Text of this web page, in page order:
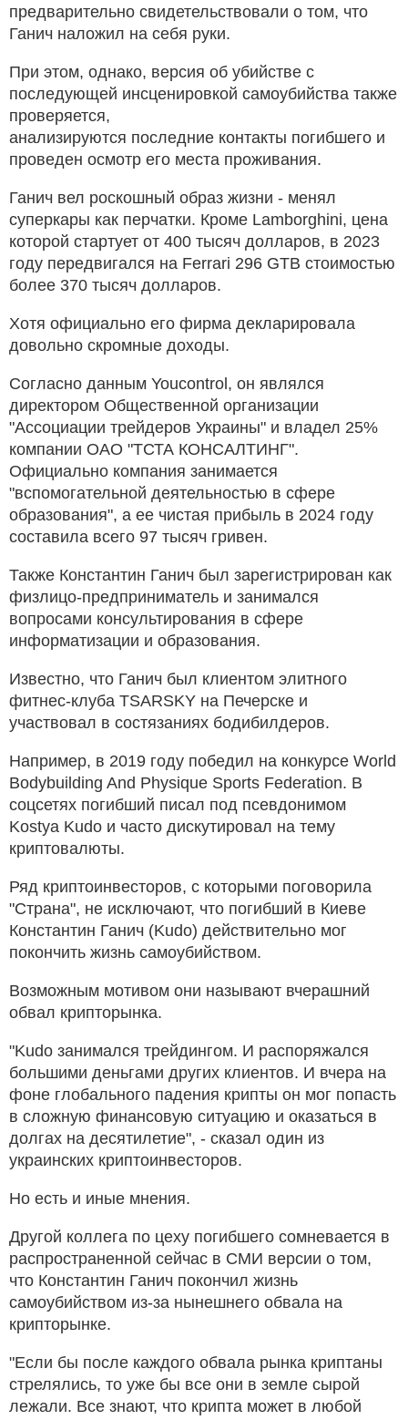
предварительно свидетельствовали о том, что
Ганич наложил на себя руки.
При этом, однако, версия об убийстве с
последующей инсценировкой самоубийства также
проверяется,
анализируются последние контакты погибшего и
проведен осмотр его места проживания.
Ганич вел роскошный образ жизни - менял
суперкары как перчатки. Кроме Lamborghini, цена
которой стартует от 400 тысяч долларов, в 2023
году передвигался на Ferrari 296 GTB стоимостью
более 370 тысяч долларов.
Хотя официально его фирма декларировала
довольно скромные доходы.
Согласно данным Youcontrol, он являлся
директором Общественной организации
"Ассоциации трейдеров Украины" и владел 25%
компании ОАО "ТСТА КОНСАЛТИНГ".
Официально компания занимается
"вспомогательной деятельностью в сфере
образования", а ее чистая прибыль в 2024 году
составила всего 97 тысяч гривен.
Также Константин Ганич был зарегистрирован как
физлицо-предприниматель и занимался
вопросами консультирования в сфере
информатизации и образования.
Известно, что Ганич был клиентом элитного
фитнес-клуба TSARSKY на Печерске и
участвовал в состязаниях бодибилдеров.
Например, в 2019 году победил на конкурсе World
Bodybuilding And Physique Sports Federation. В
соцсетях погибший писал под псевдонимом
Kostya Kudo и часто дискутировал на тему
криптовалюты.
Ряд криптоинвесторов, с которыми поговорила
"Страна", не исключают, что погибший в Киеве
Константин Ганич (Kudo) действительно мог
покончить жизнь самоубийством.
Возможным мотивом они называют вчерашний
обвал крипторынка.
"Kudo занимался трейдингом. И распоряжался
большими деньгами других клиентов. И вчера на
фоне глобального падения крипты он мог попасть
в сложную финансовую ситуацию и оказаться в
долгах на десятилетие", - сказал один из
украинских криптоинвесторов.
Но есть и иные мнения.
Другой коллега по цеху погибшего сомневается в
распространенной сейчас в СМИ версии о том,
что Константин Ганич покончил жизнь
самоубийством из-за нынешнего обвала на
крипторынке.
"Если бы после каждого обвала рынка криптаны
стрелялись, то уже бы все они в земле сырой
лежали. Все знают, что крипта может в любой